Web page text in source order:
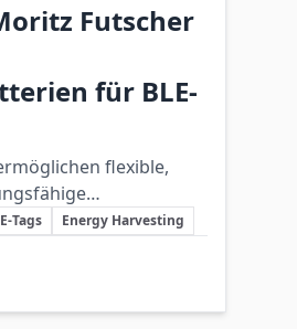
Futscher
für BLE-
flexible,
BLE-Tags und
mit hohen
und
Tags Energy Harvesting